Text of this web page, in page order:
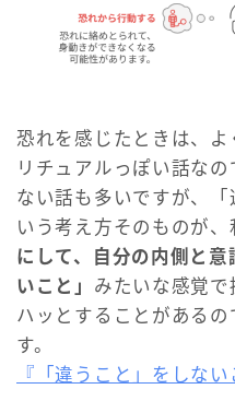
恐れを感じたときは、よ
リチュアルっぽい話な
ない話も多いですが、
いう考え方そのものが、
にして、自分の内側と
いこと」 みたいな感覚で
ハッとすることがある
す。
『「違うこと」をしない